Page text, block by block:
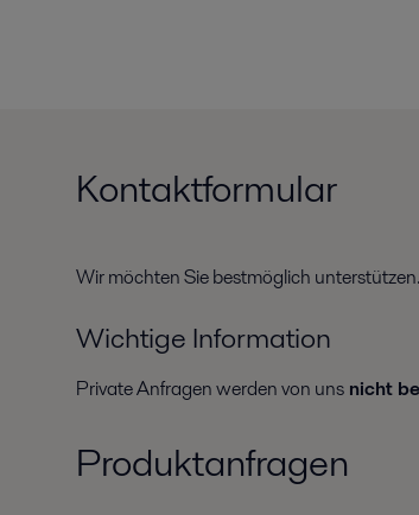
Kontaktformular
Wir möchten Sie bestmöglich
Wichtige Information
Private Anfragen werden von uns nicht
Produktanfragen